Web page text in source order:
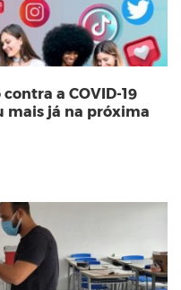
a COVID-19
mais já na próxima